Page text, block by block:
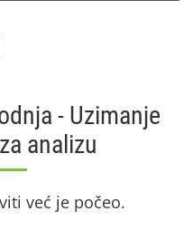
- Uzimanje
analizu
već je počeo.